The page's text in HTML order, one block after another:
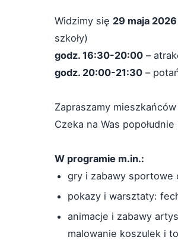
Widzimy się 29 maja 2026
szkoły)
godz. 16:30-20:00 –
godz. 20:00-21:30 –
Zapraszamy
Czeka na Was
W programie m.in.:
gry i zabawy sportowe
pokazy i warsztaty:
animacje i zabawy
malowanie koszulek i